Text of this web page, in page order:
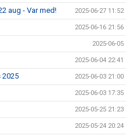
aug - Var med! 2025-06-27 11:52
2025-06-16 21:56
2025-06-05
2025-06-04 22:41
2025 2025-06-03 21:00
2025-06-03 17:35
2025-05-25 21:23
2025-05-24 20:24